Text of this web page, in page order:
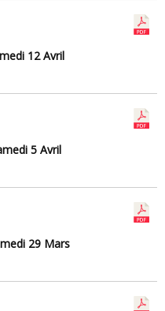
12 Avril
5 Avril
29 Mars